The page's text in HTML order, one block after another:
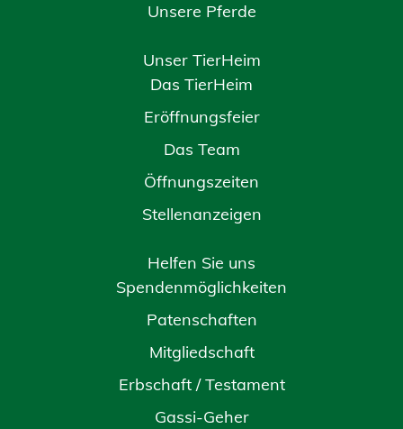
Unsere Pferde
Unser TierHeim
Das TierHeim
Eröffnungsfeier
Das Team
Öffnungszeiten
Stellenanzeigen
Helfen Sie uns
Spendenmöglichkeiten
Patenschaften
Mitgliedschaft
Erbschaft / Testament
Gassi-Geher